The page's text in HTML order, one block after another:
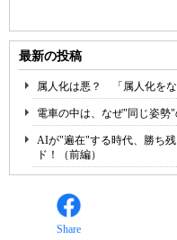
最新の投稿
属人化は悪？ 「属人化を
電車の中は、なぜ"同じ姿勢
AIが"遍在"する時代、勝ち
ド！（前編）
Share